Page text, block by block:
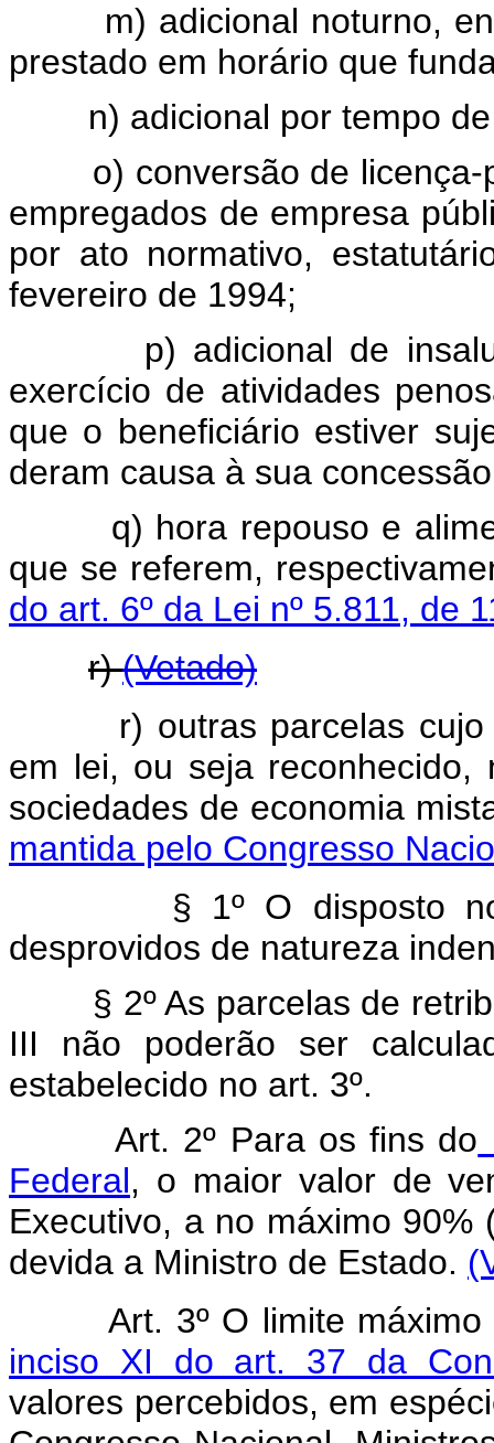
m) adicional noturno,
prestado em horário que
n) adicional por tempo de
o) conversão de licença-
empregados de empresa
por ato normativo,
fevereiro de 1994;
p) adicional de
exercício de atividades
que o beneficiário estiver
deram causa à sua
q) hora repouso e
que se referem,
do art. 6º da Lei nº 5.811, de
r)(Vetado)
r) outras parcelas cujo
em lei, ou seja reconhecido,
sociedades de economia
mantida pelo Congresso
§ 1º O disposto no
desprovidos de natureza
§ 2º As parcelas de
III não poderão ser
estabelecido no art. 3º.
Art. 2º Para os fins do
Federal, o maior valor de
Executivo, a no máximo
devida a Ministro de Estado.
Art. 3º O limite
inciso XI do art. 37 da
valores percebidos, em